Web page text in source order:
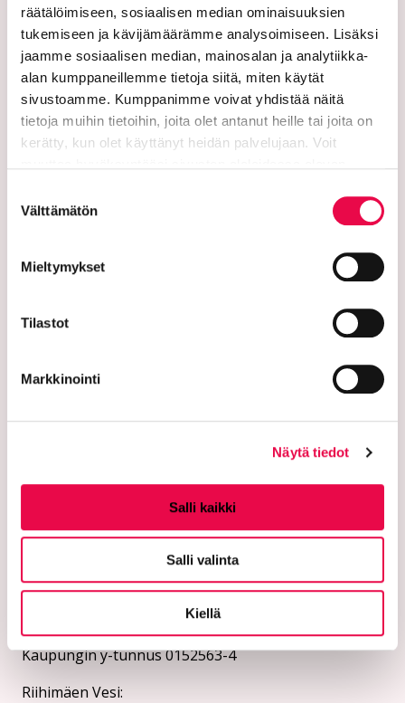
räätälöimiseen, sosiaalisen median ominaisuuksien
tukemiseen ja kävijämäärämme analysoimiseen. Lisäksi
jaamme sosiaalisen median, mainosalan ja analytiikka-
alan kumppaneillemme tietoja siitä, miten käytät
sivustoamme. Kumppanimme voivat yhdistää näitä
tietoja muihin tietoihin, joita olet antanut heille tai joita on
kerätty, kun olet käyttänyt heidän palvelujaan. Voit
valinta
Välttämätön
Mieltymykset
Tilastot
Markkinointi
Näytä tiedot
Salli kaikki
Salli valinta
Kiellä
Riihimäen kaupunki
PL 125 (Eteläinen Asemakatu 2)
Vaihde: 019 758 4000
etunimi.sukunimi@riihimaki.fi
asiakastietoja suojaamattomassa sähköpostissa.
Kaupungin verkkosivuilta löytyy ohjeet
Lähetä laskut verkkolaskuina
verkkolaskuosoitteeseen. Kaupunki ja Riihimäen Vesi
eivät vastaanota laskuja sähköpostin liitteenä.
Verkkolaskutusosoite/OVT-tunnus
Verkkolaskuoperaattori CGI Oy, 003703575029
Kaupungin y-tunnus 0152563-4
Rii­hi­mäen Vesi: